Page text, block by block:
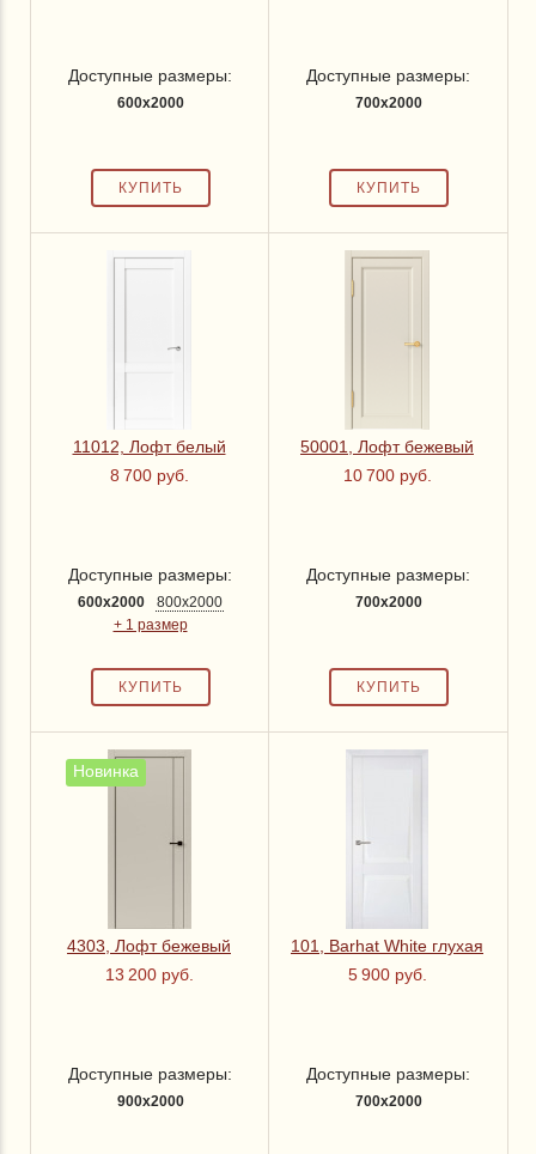
Доступные размеры:
600x2000
Доступные размеры:
700x2000
Доступные размеры:
600x2000
800x2000
+ 1 размер
11012, Лофт белый
8 700 руб.
Доступные размеры:
700x2000
50001, Лофт бежевый
10 700 руб.
Доступные размеры:
900x2000
Новинка
4303, Лофт бежевый
13 200 руб.
Доступные размеры:
700x2000
101, Barhat White глухая
5 900 руб.